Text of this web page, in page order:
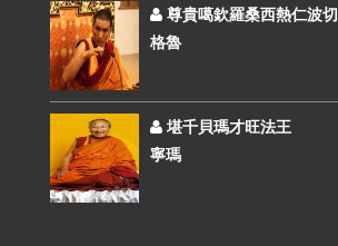
尊貴噶欽羅桑西熱仁波切
格魯
堪千貝瑪才旺法王
寧瑪